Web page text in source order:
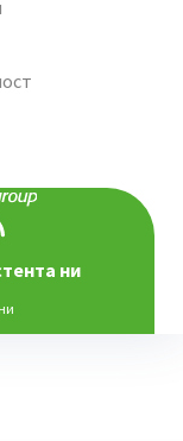
ни